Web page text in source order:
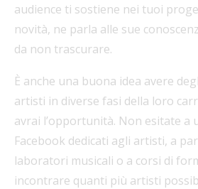
audience ti sostiene nei tuoi
novità, ne parla alle sue
da non trascurare.
È anche una buona idea avere
artisti in diverse fasi della loro
avrai l’opportunità. Non esitate a
Facebook dedicati agli artisti, a
laboratori musicali o a corsi di
incontrare quanti più artisti